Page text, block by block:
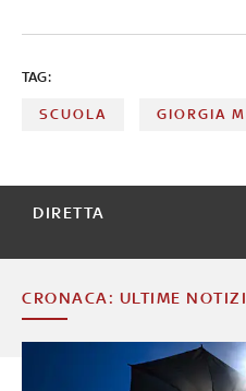
di emancipazione sociale,
TAG:
SCUOLA GIORGIA
DIRETTA
CRONACA: ULTIME